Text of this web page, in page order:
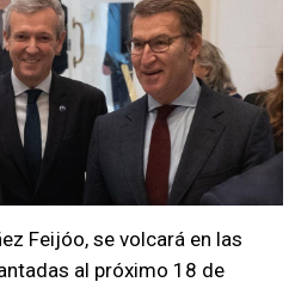
Feijóo, se volcará en las
al próximo 18 de